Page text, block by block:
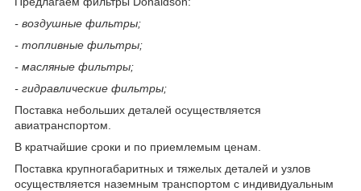
- воздушные фильтры;
- топливные фильтры;
- масляные фильтры;
- гидравлические фильтры;
Поставка небольших деталей осуществляется
авиатранспортом.
В кратчайшие сроки и по приемлемым ценам.
Поставка крупногабаритных и тяжелых деталей и узлов
осуществляется наземным транспортом с индивидуальным